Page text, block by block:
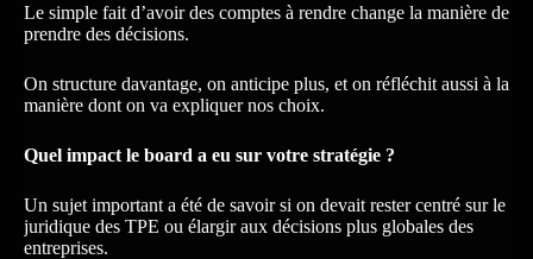
Le simple fait d’avoir des comptes à rendre change la manière de
prendre des décisions.
On structure davantage, on anticipe plus, et on réfléchit aussi à la
manière dont on va expliquer nos choix.
Quel impact le board a eu sur votre stratégie ?
Un sujet important a été de savoir si on devait rester centré sur le
juridique des TPE ou élargir aux décisions plus globales des
entreprises.